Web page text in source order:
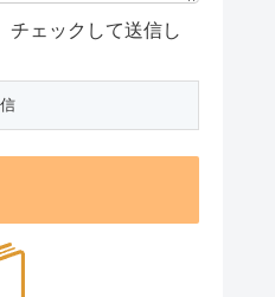
チェックして送信し